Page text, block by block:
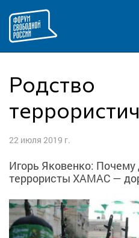
содержимому
Родство
22 июля 2019 г.
Игорь Яковенко:
террористы ХАМАС —